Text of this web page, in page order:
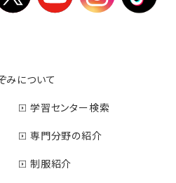
みについて
学習センター検索
専門分野の紹介
制服紹介